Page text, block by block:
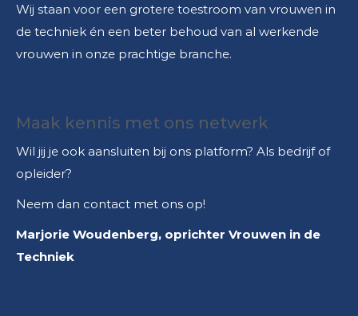
Wij staan voor een grotere toestroom van vrouwen in
de techniek én een beter behoud van al werkende
vrouwen in onze prachtige branche.
Maak kennis met ons netwerk
Wil jij je ook aansluiten bij ons platform? Als bedrijf of
opleider?
Neem dan contact met ons op!
Marjorie Woudenberg, oprichter Vrouwen in de
Techniek